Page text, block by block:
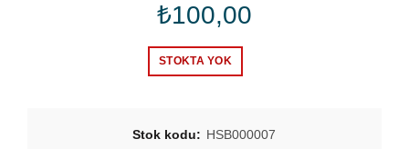
₺100,00
STOKTA YOK
Stok kodu: HSB000007